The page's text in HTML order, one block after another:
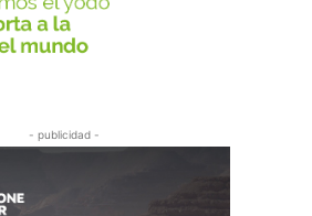
- publicidad -